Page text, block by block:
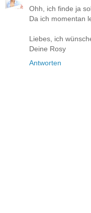
Ohh, ich finde ja
Da ich momentan
Liebes, ich
Deine Rosy
Antworten